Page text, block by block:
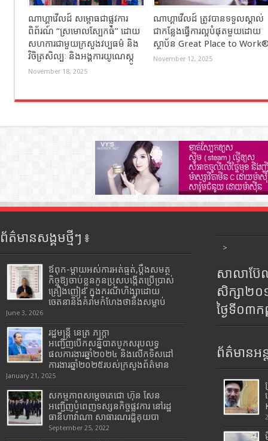
ណាហ្គាវើលដ៍ សម្ពោធជាផ្លូវការ
ពិព័រណ៍ “ស្រមោលស្បែកធំ” ដោយ
សហការជាមួយក្រសួងវប្បធម៌ និង
វិចិត្រសិល្បៈ និងអង្គការយូណេស្កូ
November 18, 2025
ណាហ្គាវើលដ៍ ត្រូវបានទទួលស្គាល់
ជាកន្លែងធ្វើការល្អបំផុតមួយដោយ
ស្ថាប័ន Great Place to
November 12, 2025
ព័ត៌មានសង្គមថ្មីៗ ៖
ឪពុក-ម្ដាយអស់ការអត់ធ្មត់,ប្ដឹងសមត្ថ
កិច្ចឱ្យចាប់ខ្លួនកូនប្រុសបង្កើតប្រើប្រាស់
គ្រឿងញៀន ក្នុងករណីហិង្សាដោយ
ចេតនានិងគំរាមកំហែងថានឹងសម្លាប់
June 3, 2026
រដ្ឋមន្រ្តី​ នេត្រ​ ភក្ត្រា​
អញ្ជើញបើកសន្និបាតបូកសរុបលទ្ធ
ផលការងារឆ្នាំ២០២៤ និងលើកទិសដៅ
ការងារឆ្នាំ២០២៥របស់​ក្រសួង​ព័ត៌មាន​
January 21, 2025
សកម្មភាពសម្តេចតេជោ ហ៊ុន សែន
អញ្ជើញបំពេញទស្សនកិច្ចផ្លូវការ នៅរដ្ឋ
ធានីហាវ៉ាណា សាធារណរដ្ឋគុយបា
September 25, 2022
>
សាលាប៊ែ
សិក្សា២
ថ្ងៃទី០៣
ព័ត៌មានអន្